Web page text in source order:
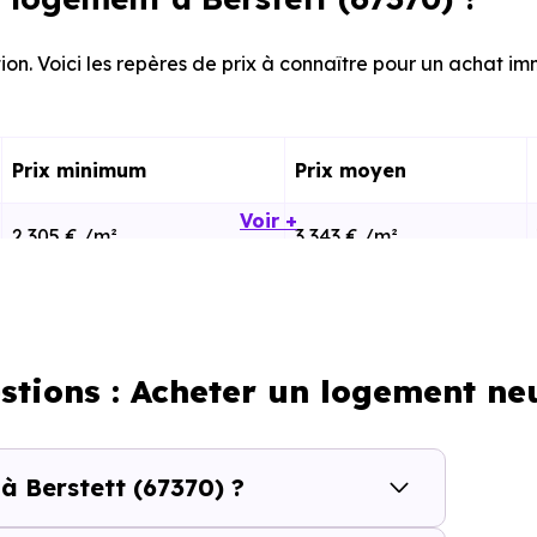
Voici les repères de prix à connaître pour un achat
Prix minimum Prix moyen
2 305 € /m² 3 343 € /m²
dans la commune, la surface, les
(67370) se compose de 21 % d'appartements et 79
Voir +
: Acheter un logement
Berstett (67370) ?